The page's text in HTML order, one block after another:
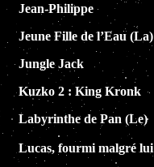
Jean-Philippe
Jeune Fille de l’Eau (La)
Jungle Jack
Kuzko 2 : King Kronk
Labyrinthe de Pan (Le)
Lucas, fourmi malgré lui